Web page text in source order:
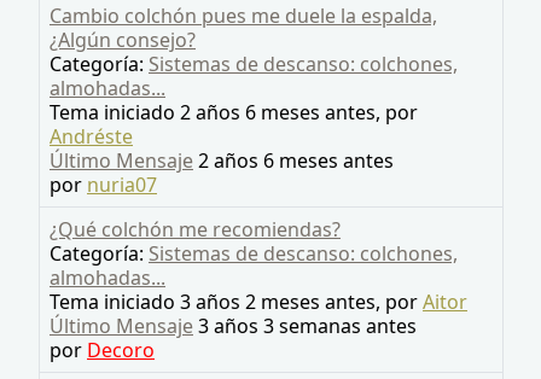
Cambio colchón pues me duele la espalda,
¿Algún consejo?
Categoría: Sistemas de descanso: colchones,
almohadas...
Tema iniciado 2 años 6 meses antes, por
Andréste
Último Mensaje2 años 6 meses antes
por nuria07
¿Qué colchón me recomiendas?
Categoría: Sistemas de descanso: colchones,
almohadas...
Tema iniciado 3 años 2 meses antes, porAitor
Último Mensaje3 años 3 semanas antes
por Decoro